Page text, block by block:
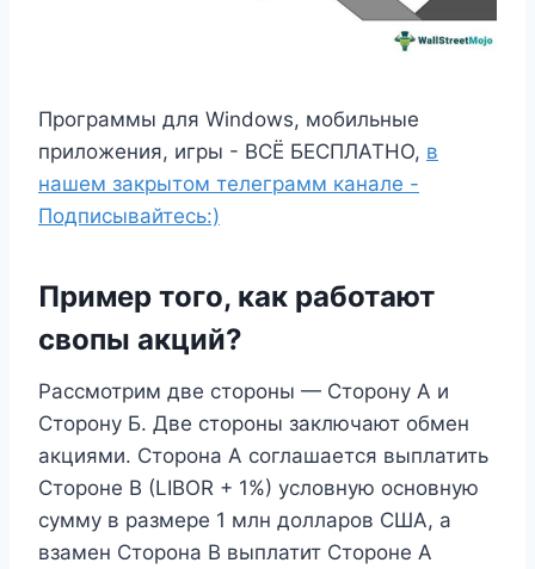
Программы для Windows, мобильные
приложения, игры - ВСЁ БЕСПЛАТНО, в
нашем закрытом телеграмм канале -
Подписывайтесь:)
Пример того, как работают
свопы акций?
Рассмотрим две стороны — Сторону А и
Сторону Б. Две стороны заключают обмен
акциями. Сторона A соглашается выплатить
Стороне B (LIBOR + 1%) условную основную
сумму в размере 1 млн долларов США, а
взамен Сторона B выплатит Стороне A